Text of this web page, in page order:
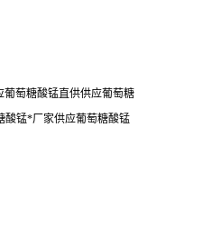
萄糖酸锰直供供应葡萄糖
酸锰*厂家供应葡萄糖酸锰